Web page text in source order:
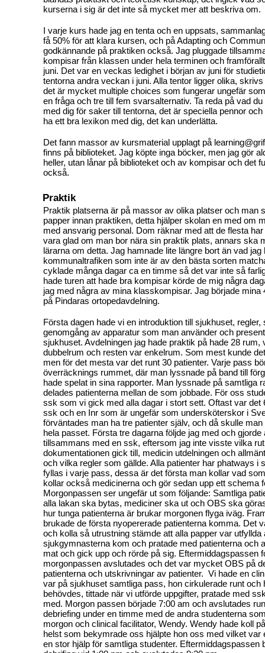
kurserna i sig är det inte så mycket mer att beskriva om.
I varje kurs hade jag en tenta och en uppsats,
få 50% för att klara kursen, och på Adapting och
godkännande på praktiken också. Jag pluggade
kompisar från klassen under hela terminen och
juni. Det var en veckas ledighet i början av juni för
tentorna andra veckan i juni. Alla tentor ligger olika,
det är mycket multiple choices som fungerar ungefär
en fråga och tre till fem svarsalternativ. Ta reda på vad
med dig för saker till tentorna, det är speciella pennor
ha ett bra lexikon med dig, det kan underlätta.
Det fann massor av kursmaterial upplagt på
finns på biblioteket. Jag köpte inga böcker, men jag gör
heller, utan lånar på biblioteket och av kompisar och det
också.
Praktik
Praktik platserna är på massor av olika platser och man
papper innan praktiken, detta hjälper skolan en med om
med ansvarig personal. Dom räknar med att de flesta
vara glad om man bor nära sin praktik plats, annars ska
lärarna om detta. Jag hamnade lite längre bort än vad
kommunaltrafiken som inte är av den bästa sorten
cyklade många dagar ca en timme så det var inte så
hade turen att hade bra kompisar körde de mig några
jag med några av mina klasskompisar. Jag började
på Pindaras ortopedavdelning.
Första dagen hade vi en introduktion till sjukhuset, regler,
genomgång av apparatur som man använder och
sjukhuset. Avdelningen jag hade praktik på hade 28 rum,
dubbelrum och resten var enkelrum. Som mest kunde
men för det mesta var det runt 30 patienter. Varje pass
överräcknings rummet, där man lyssnade på band till
hade spelat in sina rapporter. Man lyssnade på samtliga
delades patienterna mellan de som jobbade. För oss
ssk som vi gick med alla dagar i stort sett. Oftast var det
ssk och en Inr som är ungefär som undersköterskor i
förväntades man ha tre patienter själv, och då skulle man
hela passet. Första tre dagarna följde jag med och gjorde
tillsammans med en ssk, eftersom jag inte visste vilka
dokumentationen gick till, medicin utdelningen och
och vilka regler som gällde. Alla patienter har phatways i
fyllas i varje pass, dessa är det första man kollar vad
kollar också medicinerna och gör sedan upp ett schema
Morgonpassen ser ungefär ut som följande: Samtliga
alla lakan ska bytas, mediciner ska ut och OBS ska
hur tunga patienterna är brukar morgonen flyga iväg.
brukade de första nyopererade patienterna komma. Det
och kolla så utrustning stämde att alla papper var utfyllda
sjukgymnasterna kom och pratade med patienterna och
mat och gick upp och rörde på sig. Eftermiddagspassen
morgonpassen avslutades och det var mycket OBS på
patienterna och utskrivningar av patienter. Vi hade en
var på sjukhuset samtliga pass, hon cirkulerade runt och
behövdes, tittade när vi utförde uppgifter, pratade med
med. Morgon passen började 7:00 am och avslutades
debriefing under en timme med de andra studenterna
morgon och clinical facilitator, Wendy. Wendy hade koll
helst som bekymrade oss hjälpte hon oss med vilket var
en stor hjälp för samtliga studenter. Eftermiddagspassen